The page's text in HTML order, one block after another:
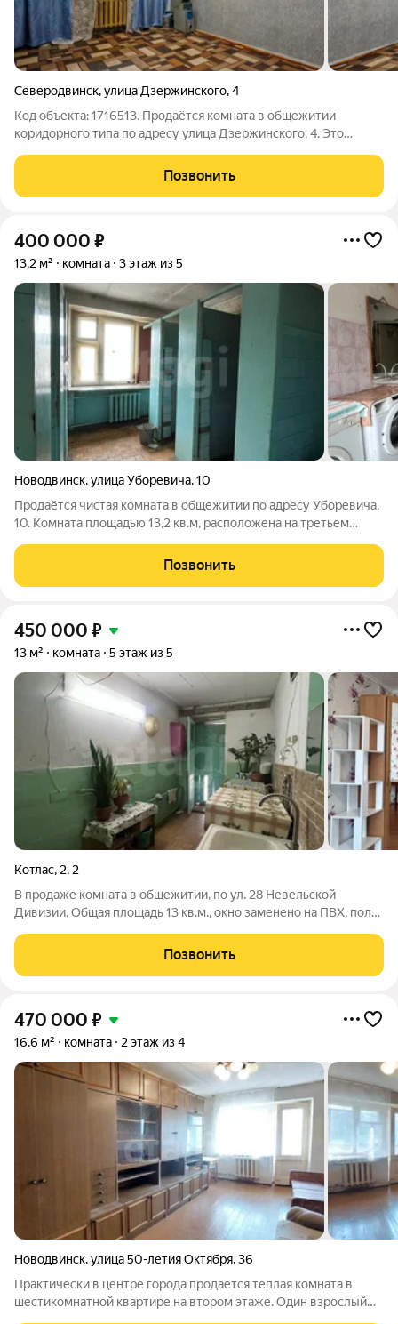
Северодвинск,улица Дзержинского,4
Код объекта: 1716513. Продаётся комната в общежитии
коридорного типа по адресу улица Дзержинского, 4. Это
Комната расположена на втором этаже пятиэтажного
кирпичного дома 1967 года постройки.
Позвонить
400 000 ₽
13,2 м² комната 3 этаж из 5
Новодвинск,улица Уборевича,10
Продаётся чистая комната в общежитии по адресу Уборевича,
10. Комната площадью 13,2 кв.м, расположена на третьем
есть возможность установить, стиральную машину. Кухня
содержится в абсолютной
Позвонить
450 000 ₽
13 м² комната 5 этаж из 5
Котлас, 2, 2
В продаже комната в общежитии, по ул. 28 Невельской
Дивизии. Общая площадь 13 кв.м., окно заменено на ПВХ, пол
остается кухонный гарнитур, прихожая, стол со стульями,
кресло. Хороший контингент
Позвонить
470 000 ₽
16,6 м² комната 2 этаж из 4
Новодвинск,улица 50-летия Октября,36
Практически в центре города продается теплая комната в
шестикомнатной квартире на втором этаже. Один взрослый